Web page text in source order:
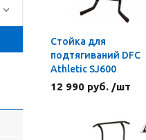
Стойка для
подтягиваний DFC
Athletic SJ600
12 990 руб. /шт